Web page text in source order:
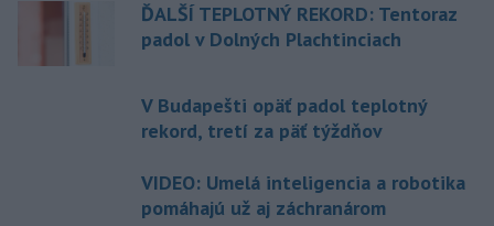
ĎALŠÍ TEPLOTNÝ REKORD: Tentoraz
padol v Dolných Plachtinciach
V Budapešti opäť padol teplotný
rekord, tretí za päť týždňov
VIDEO: Umelá inteligencia a robotika
pomáhajú už aj záchranárom